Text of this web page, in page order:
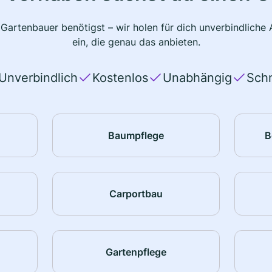
benötigst – wir holen für dich unverbindliche
ein, die genau das anbieten.
Kostenlos Unabhängig
Baumpflege
Carportbau
Gartenpflege